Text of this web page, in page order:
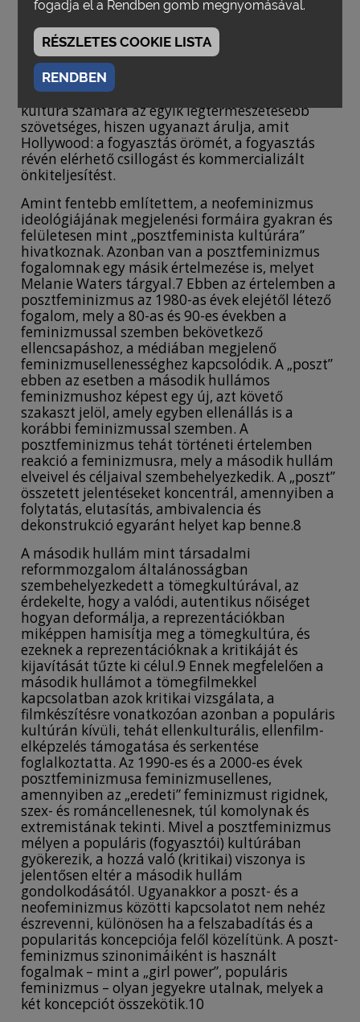
kapitalizmus nevében teszi, a legfőbb érték
eszerint a fogyasztói kultúra segítségével
elérhető, csillogó és tökéletes nőiség lesz.6
A fogyasztást és az azon alapuló nőiséget
ünneplő neofeminizmus a hollywoodi populáris
kultúra számára az egyik legtermészetesebb
szövetséges, hiszen ugyanazt árulja, amit
Hollywood: a fogyasztás örömét, a fogyasztás
révén elérhető csillogást és kommercializált
önkiteljesítést.
Amint fentebb említettem, a neofeminizmus
ideológiájának megjelenési formáira gyakran és
felületesen mint „posztfeminista kultúrára”
hivatkoznak. Azonban van a posztfeminizmus
fogalomnak egy másik értelmezése is, melyet
Melanie Waters tárgyal.7 Ebben az értelemben a
posztfeminizmus az 1980-as évek elejétől létező
fogalom, mely a 80-as és 90-es években a
feminizmussal szemben bekövetkező
ellencsapáshoz, a médiában megjelenő
feminizmusellenességhez kapcsolódik. A „poszt”
ebben az esetben a második hullámos
feminizmushoz képest egy új, azt követő
szakaszt jelöl, amely egyben ellenállás is a
korábbi feminizmussal szemben. A
posztfeminizmus tehát történeti értelemben
reakció a feminizmusra, mely a második hullám
elveivel és céljaival szembehelyezkedik. A „poszt”
összetett jelentéseket koncentrál, amennyiben a
folytatás, elutasítás, ambivalencia és
dekonstrukció egyaránt helyet kap benne.8
A második hullám mint társadalmi
reformmozgalom általánosságban
szembehelyezkedett a tömegkultúrával, az
érdekelte, hogy a valódi, autentikus nőiséget
hogyan deformálja, a reprezentációkban
miképpen hamisítja meg a tömegkultúra, és
ezeknek a reprezentációknak a kritikáját és
kijavítását tűzte ki célul.9 Ennek megfelelően a
második hullámot a tömegfilmekkel
kapcsolatban azok kritikai vizsgálata, a
filmkészítésre vonatkozóan azonban a populáris
kultúrán kívüli, tehát ellenkulturális, ellenfilm-
elképzelés támogatása és serkentése
foglalkoztatta. Az 1990-es és a 2000-es évek
posztfeminizmusa feminizmusellenes,
amennyiben az „eredeti” feminizmust rigidnek,
szex- és románcellenesnek, túl komolynak és
extremistának tekinti. Mivel a posztfeminizmus
mélyen a populáris (fogyasztói) kultúrában
gyökerezik, a hozzá való (kritikai) viszonya is
jelentősen eltér a második hullám
gondolkodásától. Ugyanakkor a poszt- és a
neofeminizmus közötti kapcsolatot nem nehéz
észrevenni, különösen ha a felszabadítás és a
popularitás koncepciója felől közelítünk. A poszt-
feminizmus szinonimáiként is használt
fogalmak – mint a „girl power”, populáris
feminizmus – olyan jegyekre utalnak, melyek a
két koncepciót összekötik.10
fogadja el a Rendben gomb megnyomásával.
RÉSZLETES COOKIE LISTA
RENDBEN